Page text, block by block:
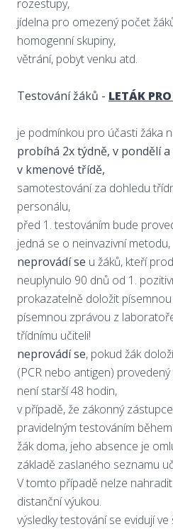
rozestupy,
jídelna pro omezený počet
homogenní skupiny,
větrání, pobyt venku atd.
Testování žáků - LETÁK
je podmínkou pro účasti žáka
probíhá 2x týdně, v pondělí a
v kmenové třídě,
samotestování za dohledu
personálu,
před 1. testováním bude
jedná se o neinvazivní metodu,
neprovádí se u žáků, kteří
neuplynulo 90 dnů od 1.
prokazatelně doložit
písemnou zprávou z
třídnímu učiteli!
neprovádí se, pokud žák
(PCR nebo antigen)
není starší 48 hodin,
v případě, že zákonný zástupce
pravidelným testováním
žák doma, jeho absence je
základě zaslaného seznamu
V tomto případě nelze
distanční výukou.
výsledky testování se evidují ve